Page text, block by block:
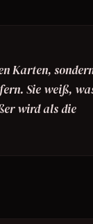
Karten,
Sie weiß,
wird als die